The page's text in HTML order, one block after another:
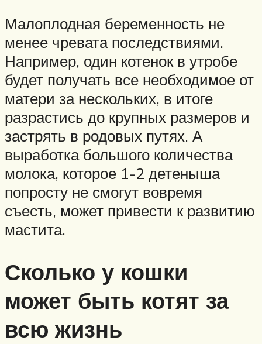
Малоплодная беременность не
менее чревата последствиями.
Например, один котенок в утробе
будет получать все необходимое от
матери за нескольких, в итоге
разрастись до крупных размеров и
застрять в родовых путях. А
выработка большого количества
молока, которое 1-2 детеныша
попросту не смогут вовремя
съесть, может привести к развитию
мастита.
Сколько у кошки
может быть котят за
всю жизнь